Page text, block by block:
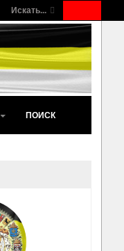
Искать...
ПОИСК